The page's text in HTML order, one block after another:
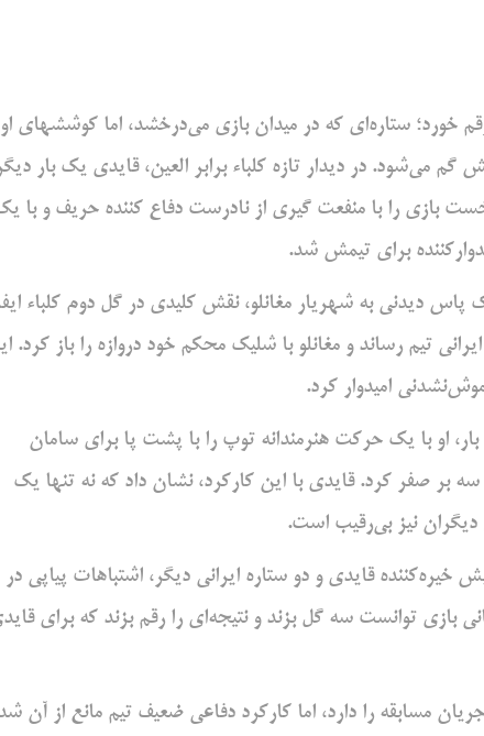
خورد؛ ستاره‌ای که در میدان بازی می‌درخشد، اما کوششهای او
می‌شود. در دیدار تازه کلباء برابر العین، قایدی یک بار
بازی را با منفعت گیری از نادرست دفاع کننده حریف و با
برای تیمش شد.
دیدنی به شهریار مغانلو، نقش کلیدی در گل دوم کلباء
تیم رساند و مغانلو با شلیک محکم خود دروازه را باز کرد.
امیدوار کرد.
او با یک حرکت هنرمندانه توپ را با پشت پا برای سامان
صفر کرد. قایدی با این کارکرد، نشان داد که نه تنها یک
نیز بی‌رقیب است.
قایدی و دو ستاره ایرانی دیگر، اشتباهات پیاپی در
بازی توانست سه گل بزند و نتیجه‌ای را رقم بزند که برای
مسابقه را دارد، اما کارکرد دفاعی ضعیف تیم مانع از آن